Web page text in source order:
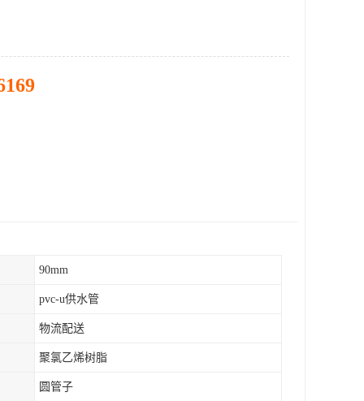
90mm
pvc-u供水管
物流配送
聚氯乙烯树脂
圆管子